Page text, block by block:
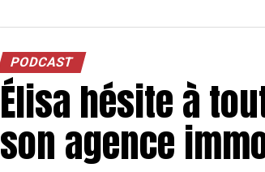
PODCAST
Élisa hésite à
son agence